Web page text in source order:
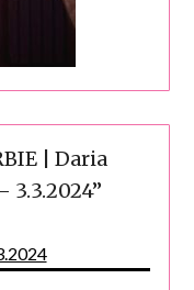
| Daria
3.3.2024”